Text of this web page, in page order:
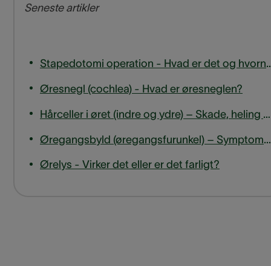
Seneste artikler
Stapedotomi operation
Øresnegl (cochlea) - Hvad er øresneglen?
Hårceller i øret (indre og ydre) – Skade, heling og hørelse
Øregangsbyld (øregangsfurunkel) – Symptomer, årsager og behandling
Ørelys - Virker det eller er det farligt?